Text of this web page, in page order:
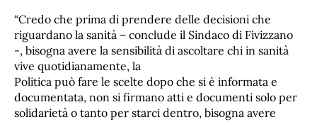
“Credo che prima di prendere delle decisioni che
riguardano la sanità – conclude il Sindaco di Fivizzano
-, bisogna avere la sensibilità di ascoltare chi in sanità
vive quotidianamente, la
Politica può fare le scelte dopo che si è informata e
documentata, non si firmano atti e documenti solo per
solidarietà o tanto per starci dentro, bisogna avere